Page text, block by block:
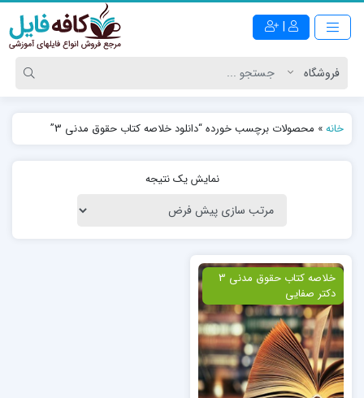
|
خانه» محصولات برچسب خورده “دانلود خلاصه کتاب حقوق مدنی 3”
نمایش یک نتیجه
ویژه
خلاصه کتاب حقوق مدنی 3
دکتر صفایی